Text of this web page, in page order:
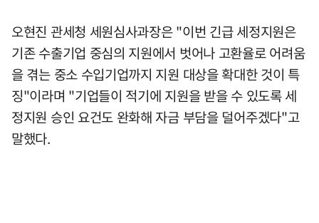
오현진 관세청 세원심사과장은 "이번 긴급 세정지원은
기존 수출기업 중심의 지원에서 벗어나 고환율로 어려움
을 겪는 중소 수입기업까지 지원 대상을 확대한 것이 특
징"이라며 "기업들이 적기에 지원을 받을 수 있도록 세
정지원 승인 요건도 완화해 자금 부담을 덜어주겠다"고
말했다.